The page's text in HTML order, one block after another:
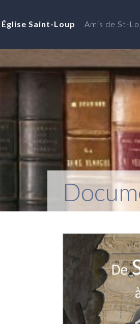
Église Saint-Loup Amis de St-